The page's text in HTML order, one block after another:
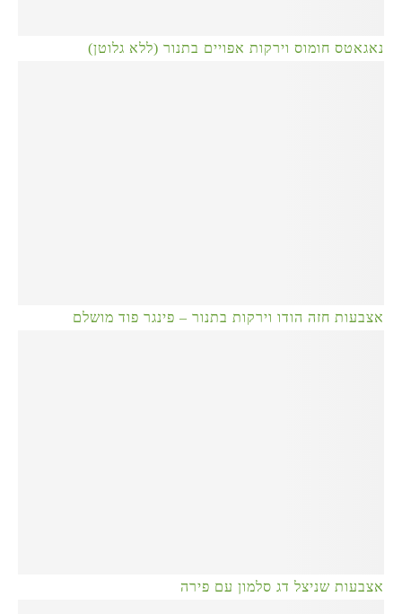
נאגאטס חומוס וירקות אפויים בתנור (ללא גלוטן)
אצבעות חזה הודו וירקות בתנור – פינגר פוד מושלם
אצבעות שניצל דג סלמון עם פירה